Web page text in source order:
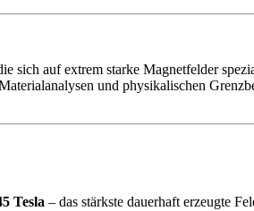
sich auf extrem starke Magnetfelder
und physikalischen
Tesla – das stärkste dauerhaft erzeugte